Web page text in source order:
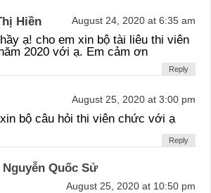
Hiền August 24, 2020 at 6:35 am
ạ! cho em xin bộ tài liêu thi viên
2020 với ạ. Em cảm ơn
Reply
August 25, 2020 at 3:00 pm
bộ câu hỏi thi viên chức với ạ
Reply
Nguyễn Quốc Sử
August 25, 2020 at 10:50 pm